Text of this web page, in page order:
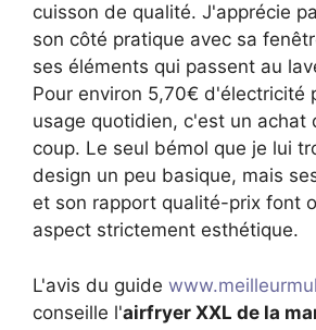
cuisson de qualité. J'apprécie
son côté pratique avec sa
ses éléments qui passent au
Pour environ 5,70€ d'électricité
usage quotidien, c'est un achat
coup. Le seul bémol que je lui
design un peu basique, mais
et son rapport qualité-prix font
aspect strictement esthétique.
L'avis du guide
conseille l'airfryer XXL de la